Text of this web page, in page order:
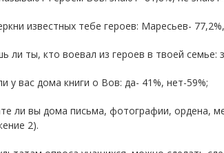
известных тебе героев: Маресьев-
ли ты, кто воевал из героев в твоей семье:
у вас дома книги о Вов: да- 41%, нет-59%;
ли вы дома письма, фотографии, ордена,
2).